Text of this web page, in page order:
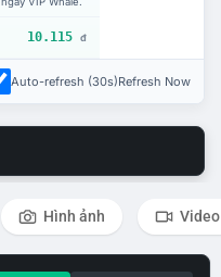
10.115 đ
Auto-refresh (30s)Refresh Now
Hình ảnh Video